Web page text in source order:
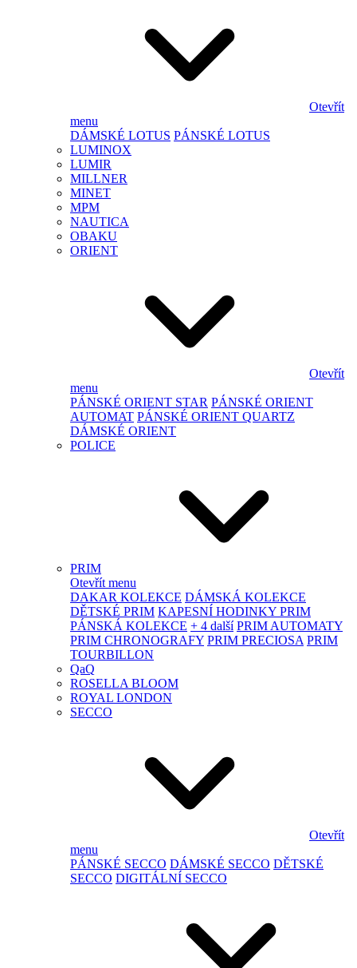
Otevřít
menu
DÁMSKÉ LOTUS PÁNSKÉ LOTUS
LUMINOX
LUMIR
MILLNER
MINET
MPM
NAUTICA
OBAKU
ORIENT
Otevřít
menu
PÁNSKÉ ORIENT STAR PÁNSKÉ ORIENT
AUTOMAT PÁNSKÉ ORIENT QUARTZ
DÁMSKÉ ORIENT
POLICE
PRIM
Otevřít menu
DAKAR KOLEKCE DÁMSKÁ KOLEKCE
DĚTSKÉ PRIM KAPESNÍ HODINKY PRIM
PÁNSKÁ KOLEKCE + 4 další PRIM AUTOMATY
PRIM CHRONOGRAFY PRIM PRECIOSA PRIM
TOURBILLON
QaQ
ROSELLA BLOOM
ROYAL LONDON
SECCO
Otevřít
menu
PÁNSKÉ SECCO DÁMSKÉ SECCO DĚTSKÉ
SECCO DIGITÁLNÍ SECCO